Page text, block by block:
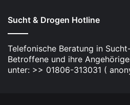
Sucht & Drogen Hotline
Telefonische Beratung in
Betroffene und ihre
unter: >> 01806-313031 (